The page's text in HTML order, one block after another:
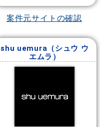
案件元サイトの確認
shu uemura（シュウ ウ
エムラ）